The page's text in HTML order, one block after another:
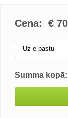
Cena: €
Uz e-pastu
Summa kopā: